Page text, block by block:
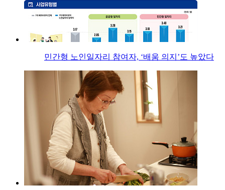
민간형 노인일자리 참여자, ‘배움 의지’도 높았다